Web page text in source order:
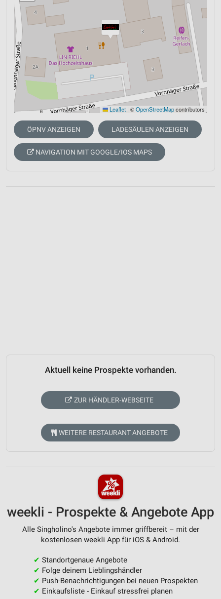
Leaflet | ©OpenStreetMapcontributors
ÖPNV ANZEIGEN LADESÄULEN ANZEIGEN
NAVIGATION MIT GOOGLE/IOS MAPS
Aktuell keine Prospekte vorhanden.
ZUR HÄNDLER-WEBSEITE
WEITERE RESTAURANT ANGEBOTE
weekli - Prospekte & Angebote App
Alle Singholino's Angebote immer griffbereit – mit der
kostenlosen weekli App für iOS & Android.
✔ Standortgenaue Angebote
✔ Folge deinem Lieblingshändler
✔ Push-Benachrichtigungen bei neuen Prospekten
✔ Einkaufsliste - Einkauf stressfrei planen